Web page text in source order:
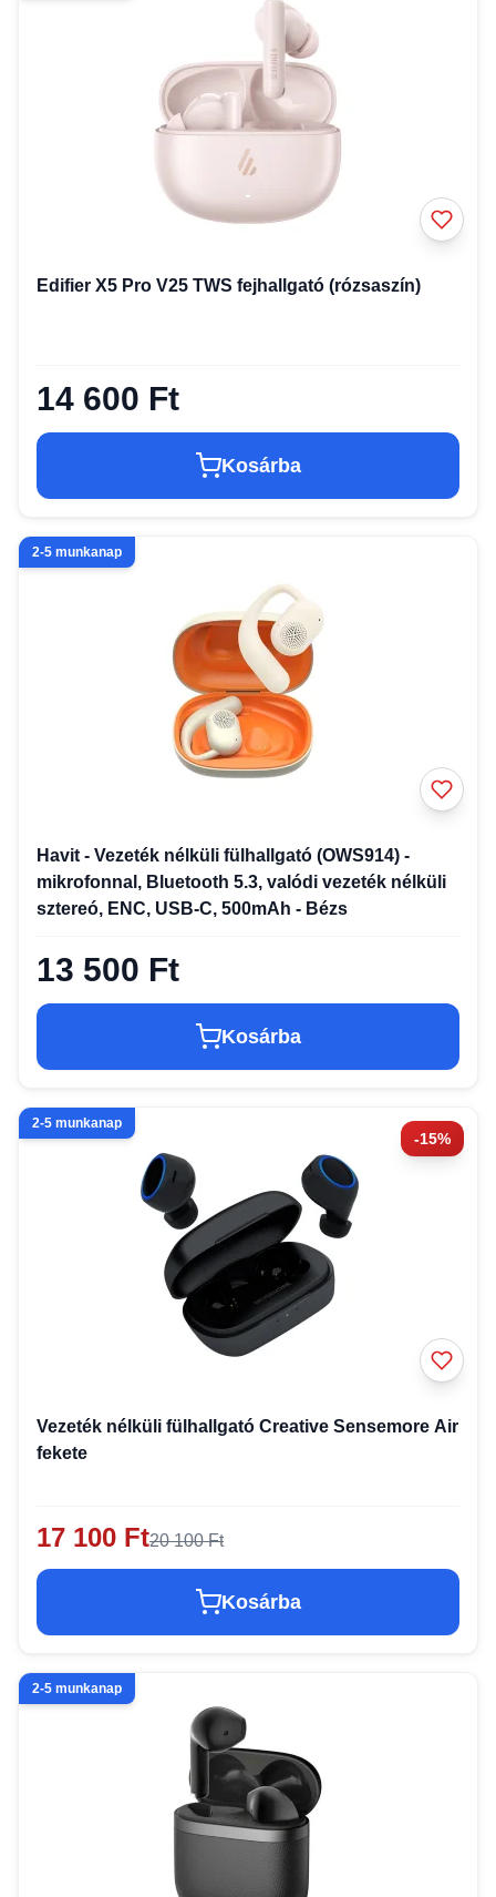
Edifier X5 Pro V25 TWS fejhallgató (rózsaszín)
14 600 Ft
Kosárba
2-5 munkanap
Havit - Vezeték nélküli fülhallgató (OWS914) -
mikrofonnal, Bluetooth 5.3, valódi vezeték nélküli
sztereó, ENC, USB-C, 500mAh - Bézs
13 500 Ft
Kosárba
-15%
2-5 munkanap
Vezeték nélküli fülhallgató Creative Sensemore Air
fekete
17 100 Ft20 100 Ft
Kosárba
2-5 munkanap